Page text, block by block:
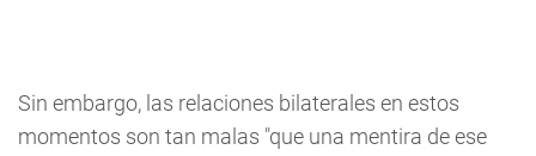
Sin embargo, las relaciones bilaterales en estos
momentos son tan malas "que una mentira de ese